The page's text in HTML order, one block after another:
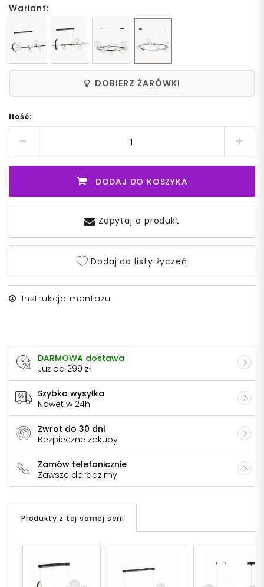
Wariant:
DOBIERZ ŻARÓWKI
Ilość:
DODAJ DO KOSZYKA
Zapytaj o produkt
Dodaj do listy życzeń
Instrukcja montażu
DARMOWA dostawa
Już od 299 zł
Szybka wysyłka
Nawet w 24h
Zwrot do 30 dni
Bezpieczne zakupy
Zamów telefonicznie
Zawsze doradzimy
Produkty z tej samej serii